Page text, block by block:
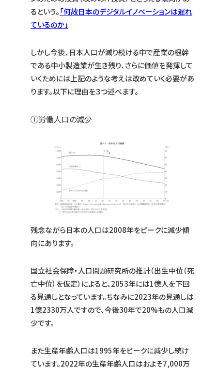
るという。「何故日本のデジタルイノベーションは遅れ
ているのか」
しかし今後、日本人口が減り続ける中で産業の根幹
である中小製造業が生き残り、さらに価値を発揮して
いくためには上記のような考えは改めていく必要があ
ります。以下に理由を３つ述べます。
①労働人口の減少
残念ながら日本の人口は2008年をピークに減少傾
向にあります。
国立社会保障・人口問題研究所の推計（出生中位（死
亡中位）を仮定）によると、2053年には1億人を下回
る見通しとなっています。ちなみに2023年の見通しは
1億2330万人ですので、今後30年で20%もの人口減
少です。
また生産年齢人口は1995年をピークに減少し続け
ています。2022年の生産年齢人口はおよそ7,000万